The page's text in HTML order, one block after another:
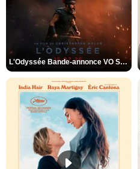
L'Odyssée Bande-annonce VO STFR